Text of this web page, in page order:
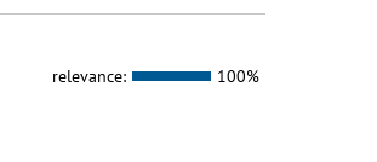
relevance: 100%